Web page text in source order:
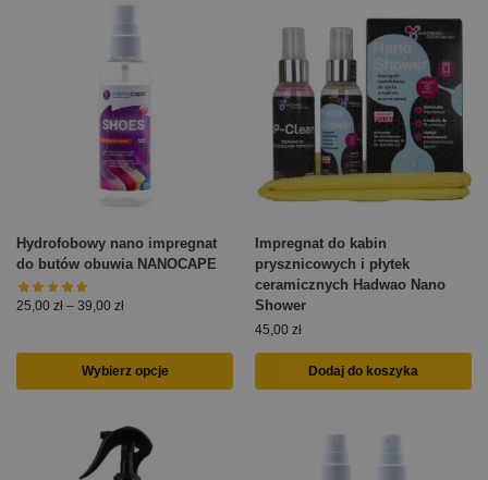
Hydrofobowy nano impregnat
do butów obuwia NANOCAPE
25,00 zł – 39,00 zł
Wybierz opcje
Impregnat do kabin
prysznicowych i płytek
ceramicznych Hadwao Nano
Shower
45,00 zł
Dodaj do koszyka